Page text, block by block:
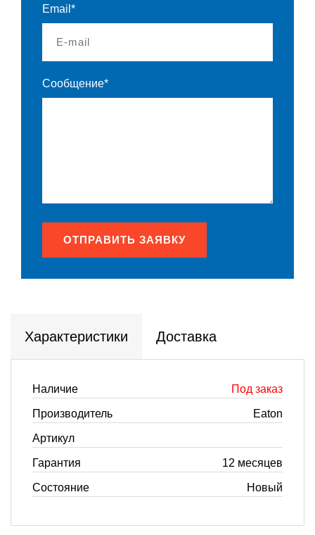
Email*
Сообщение*
ОТПРАВИТЬ ЗАЯВКУ
Характеристики Доставка
Наличие Под заказ
Производитель Eaton
Артикул
Гарантия 12 месяцев
Состояние Новый